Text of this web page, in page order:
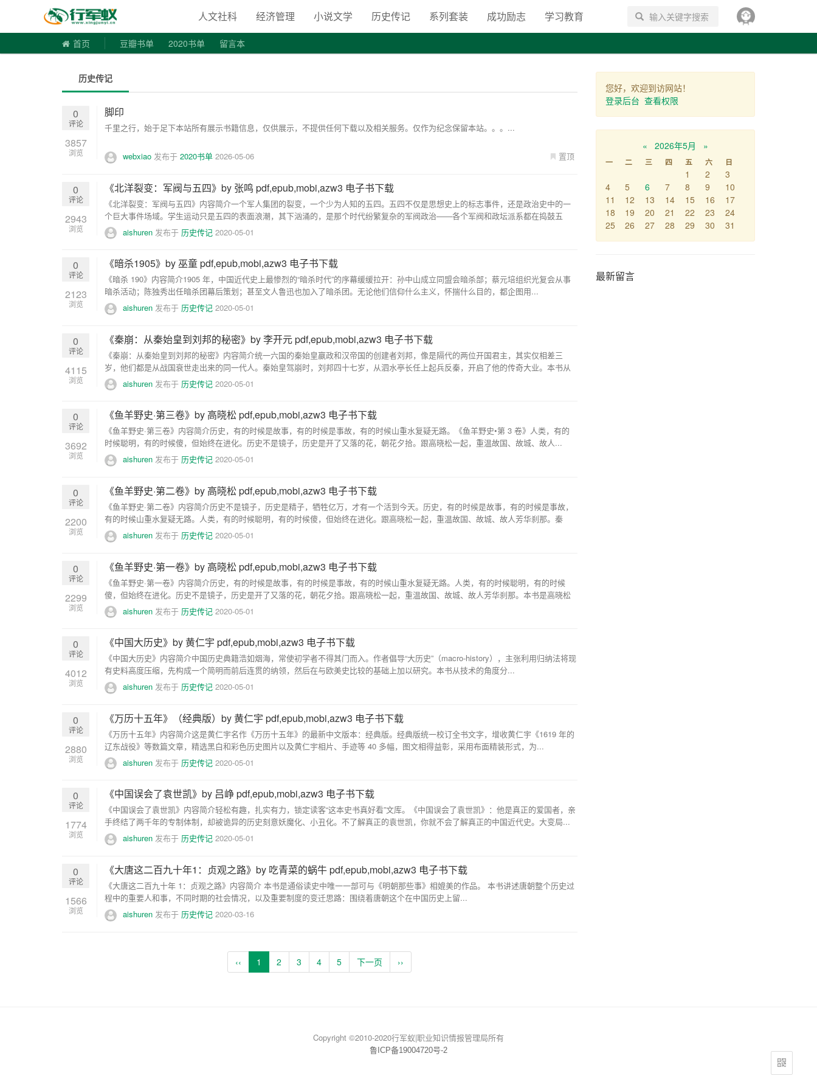
寻书令|走向自由之路
人文社科 经济管理 小说文学 历史传记 系列套装 成功励志 学习教育 搜索
首页 豆瓣书单 2020书单 留言本
历史传记
0
评论
3857
浏览
脚印
千里之行，始于足下本站所有展示书籍信息，仅供展示，不提供任何下载以及相关服务。仅作为纪念保留本站。。。...
置顶
webxiao 发布于 2020书单 2026-05-06
0
评论
2943
浏览
《北洋裂变：军阀与五四》by 张鸣 pdf,epub,mobi,azw3 电子书下载
《北洋裂变：军阀与五四》内容简介一个军人集团的裂变，一个少为人知的五四。五四不仅是思想史上的标志事件，还是政治史中的一
个巨大事件场域。学生运动只是五四的表面浪潮，其下汹涌的，是那个时代纷繁复杂的军阀政治——各个军阀和政坛派系都在捣鼓五
四，...aishuren 发布于 历史传记 2020-05-01
0
评论
2123
浏览
《暗杀1905》by 巫童 pdf,epub,mobi,azw3 电子书下载
《暗杀 190》内容简介1905 年，中国近代史上最惨烈的“暗杀时代”的序幕缓缓拉开：孙中山成立同盟会暗杀部；蔡元培组织光复会从事
暗杀活动；陈独秀出任暗杀团幕后策划；甚至文人鲁迅也加入了暗杀团。无论他们信仰什么主义，怀揣什么目的，都企图用...
aishuren 发布于 历史传记 2020-05-01
0
评论
4115
浏览
《秦崩：从秦始皇到刘邦的秘密》by 李开元 pdf,epub,mobi,azw3 电子书下载
《秦崩：从秦始皇到刘邦的秘密》内容简介统一六国的秦始皇嬴政和汉帝国的创建者刘邦，像是隔代的两位开国君主，其实仅相差三
岁，他们都是从战国衰世走出来的同一代人。秦始皇驾崩时，刘邦四十七岁，从泗水亭长任上起兵反秦，开启了他的传奇大业。本书从
指出...aishuren 发布于 历史传记 2020-05-01
0
评论
3692
浏览
《鱼羊野史·第三卷》by 高晓松 pdf,epub,mobi,azw3 电子书下载
《鱼羊野史·第三卷》内容简介历史，有的时候是故事，有的时候是事故，有的时候山重水复疑无路。《鱼羊野史•第 3 卷》人类，有的
时候聪明，有的时候傻，但始终在进化。历史不是镜子，历史是开了又落的花，朝花夕拾。跟高晓松一起，重温故国、故城、故人...
aishuren 发布于 历史传记 2020-05-01
0
评论
2200
浏览
《鱼羊野史·第二卷》by 高晓松 pdf,epub,mobi,azw3 电子书下载
《鱼羊野史·第二卷》内容简介历史不是镜子，历史是精子，牺牲亿万，才有一个活到今天。历史，有的时候是故事，有的时候是事故，
有的时候山重水复疑无路。人类，有的时候聪明，有的时候傻，但始终在进化。跟高晓松一起，重温故国、故城、故人芳华刹那。秦
朝... aishuren 发布于 历史传记 2020-05-01
0
评论
2299
浏览
《鱼羊野史·第一卷》by 高晓松 pdf,epub,mobi,azw3 电子书下载
《鱼羊野史·第一卷》内容简介历史，有的时候是故事，有的时候是事故，有的时候山重水复疑无路。人类，有的时候聪明，有的时候
傻，但始终在进化。历史不是镜子，历史是开了又落的花，朝花夕拾。跟高晓松一起，重温故国、故城、故人芳华刹那。本书是高晓松
至... aishuren 发布于 历史传记 2020-05-01
0
评论
4012
浏览
《中国大历史》by 黄仁宇 pdf,epub,mobi,azw3 电子书下载
《中国大历史》内容简介中国历史典籍浩如烟海，常使初学者不得其门而入。作者倡导“大历史”（macro-history），主张利用归纳法将现
有史料高度压缩，先构成一个简明而前后连贯的纳领，然后在与欧美史比较的基础上加以研究。本书从技术的角度分...
aishuren 发布于 历史传记 2020-05-01
0
评论
2880
浏览
《万历十五年》（经典版）by 黄仁宇 pdf,epub,mobi,azw3 电子书下载
《万历十五年》内容简介这是黄仁宇名作《万历十五年》的最新中文版本：经典版。经典版统一校订全书文字，增收黄仁宇《1619 年的
辽东战役》等数篇文章，精选黑白和彩色历史图片以及黄仁宇相片、手迹等 40 多幅，图文相得益彰，采用布面精装形式，为...
aishuren 发布于 历史传记 2020-05-01
0
评论
1774
浏览
《中国误会了袁世凯》by 吕峥 pdf,epub,mobi,azw3 电子书下载
《中国误会了袁世凯》内容简介轻松有趣，扎实有力，锁定读客“这本史书真好看”文库。《中国误会了袁世凯》：他是真正的爱国者，亲
手终结了两千年的专制体制，却被诡异的历史刻意妖魔化、小丑化。不了解真正的袁世凯，你就不会了解真正的中国近代史。大变局...
aishuren 发布于 历史传记 2020-05-01
0
评论
1566
浏览
《大唐这二百九十年1：贞观之路》by 吃青菜的蜗牛 pdf,epub,mobi,azw3 电子书下载
《大唐这二百九十年 1：贞观之路》内容简介 本书是通俗读史中唯一一部可与《明朝那些事》相媲美的作品。 本书讲述唐朝整个历史过
程中的重要人和事，不同时期的社会情况，以及重要制度的变迁思路：围绕着唐朝这个在中国历史上留...
aishuren 发布于 历史传记 2020-03-16
‹‹ 1 2 3 4 5 下一页 ››
您好，欢迎到访网站！
登录后台 查看权限
« 2026年5月 »
一 二 三 四 五 六 日
1 2
3
4
5 6 7 8 9
10
11
12 13 14 15 16
17
18
19 20 21 22 23
24
25
26 27 28 29 30 31
最新留言
Copyright ©2010-2020行军蚁|职业知识情报管理局所有
鲁ICP备19004720号-2